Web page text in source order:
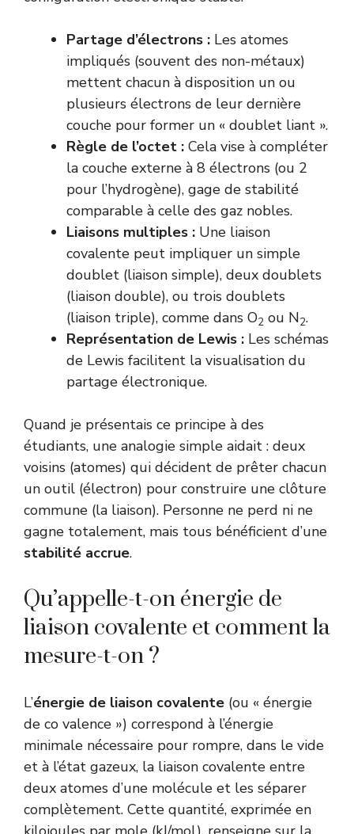
Partage d’électrons : Les atomes
impliqués (souvent des non-métaux)
mettent chacun à disposition un ou
plusieurs électrons de leur dernière
couche pour former un « doublet liant ».
Règle de l’octet : Cela vise à compléter
la couche externe à 8 électrons (ou 2
pour l’hydrogène), gage de stabilité
comparable à celle des gaz nobles.
Liaisons multiples : Une liaison
covalente peut impliquer un simple
doublet (liaison simple), deux doublets
(liaison double), ou trois doublets
(liaison triple), comme dans O2 ou N2.
Représentation de Lewis : Les schémas
de Lewis facilitent la visualisation du
partage électronique.
Quand je présentais ce principe à des
étudiants, une analogie simple aidait : deux
voisins (atomes) qui décident de prêter chacun
un outil (électron) pour construire une clôture
commune (la liaison). Personne ne perd ni ne
gagne totalement, mais tous bénéficient d’une
stabilité accrue.
Qu’appelle-t-on énergie de
liaison covalente et comment la
mesure-t-on ?
L’énergie de liaison covalente (ou « énergie
de co valence ») correspond à l’énergie
minimale nécessaire pour rompre, dans le vide
et à l’état gazeux, la liaison covalente entre
deux atomes d’une molécule et les séparer
complètement. Cette quantité, exprimée en